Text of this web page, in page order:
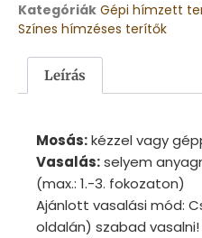
Kategóriák Gépi hímzett
Színes hímzéses terítők
Leírás
Mosás:kézzel vagy
Vasalás:selyem
(max.: 1.-3. fokozaton)
Ajánlott vasalási mód:
oldalán) szabad vasalni!